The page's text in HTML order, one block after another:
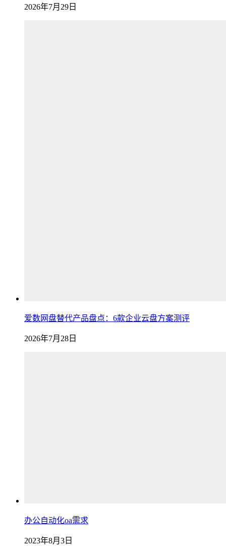
2026年7月29日
爱数网盘替代产品盘点：6款企业云盘方案测评
2026年7月28日
办公自动化oa需求
2023年8月3日